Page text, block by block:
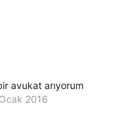
avukat arıyorum
2016